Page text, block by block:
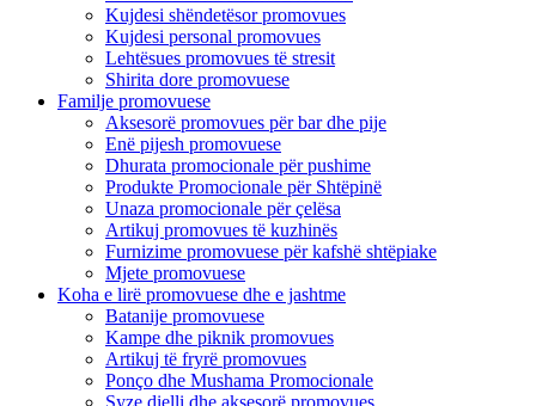
Kujdesi shëndetësor promovues
Kujdesi personal promovues
Lehtësues promovues të stresit
Shirita dore promovuese
Familje promovuese
Aksesorë promovues për bar dhe pije
Enë pijesh promovuese
Dhurata promocionale për pushime
Produkte Promocionale për Shtëpinë
Unaza promocionale për çelësa
Artikuj promovues të kuzhinës
Furnizime promovuese për kafshë shtëpiake
Mjete promovuese
Koha e lirë promovuese dhe e jashtme
Batanije promovuese
Kampe dhe piknik promovues
Artikuj të fryrë promovues
Ponço dhe Mushama Promocionale
Syze dielli dhe aksesorë promovues